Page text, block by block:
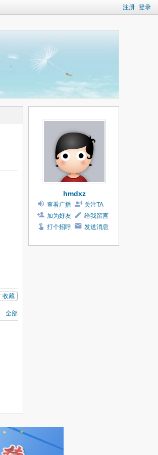
注册 登录
收藏
全部
hmdxz
查看广播
关注TA
加为好友
给我留言
打个招呼
发送消息